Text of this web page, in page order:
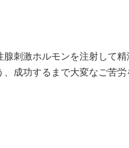
刺激ホルモンを注射して
成功するまで大変なご苦労